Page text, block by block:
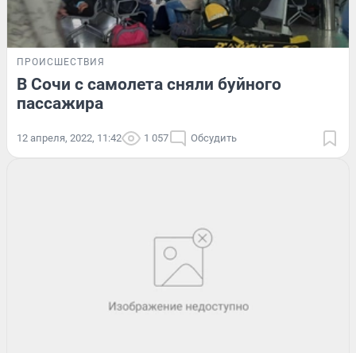
ПРОИСШЕСТВИЯ
В Сочи с самолета сняли буйного
пассажира
12 апреля, 2022, 11:42 1 057 Обсудить